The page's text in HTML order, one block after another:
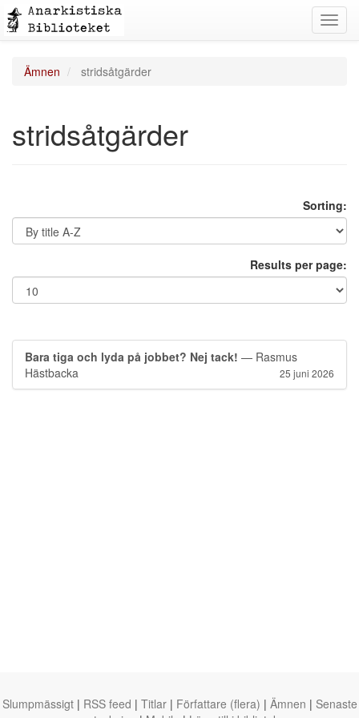
Ämnen stridsåtgärder
stridsåtgärder
Sorting:
Results per page:
Bara tiga och lyda på jobbet? Nej tack! — Rasmus
Hästbacka
25 juni 2026
Slumpmässigt | RSS feed | Titlar | Författare (flera) | Ämnen | Senaste